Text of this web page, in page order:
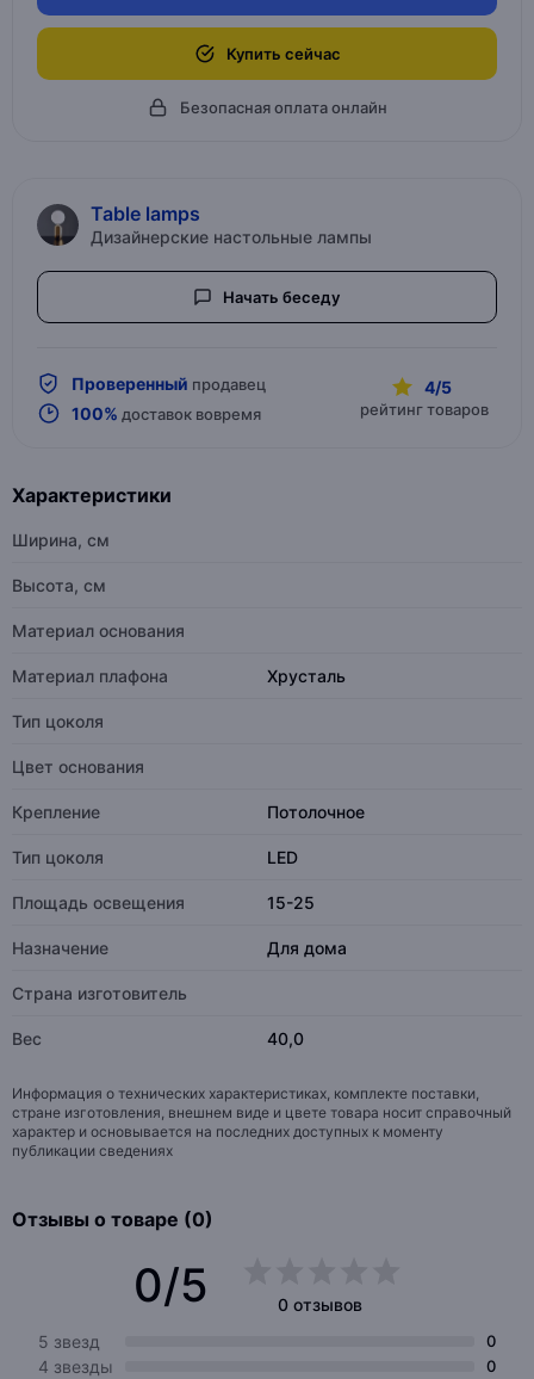
Купить сейчас
Безопасная оплата онлайн
Table lamps
Дизайнерские настольные лампы
Начать беседу
Проверенный продавец
100% доставок вовремя
4/5
рейтинг товаров
Характеристики
Ширина, см
Высота, см
Материал основания
Материал плафона Хрусталь
Тип цоколя
Цвет основания
Крепление Потолочное
Тип цоколя LED
Площадь освещения 15-25
Назначение Для дома
Страна изготовитель
Вес 40,0
Информация о технических характеристиках, комплекте поставки,
стране изготовления, внешнем виде и цвете товара носит справочный
характер и основывается на последних доступных к моменту
публикации сведениях
Отзывы о товаре (0)
0/5
0 отзывов
5 звезд
0
4 звезды 0